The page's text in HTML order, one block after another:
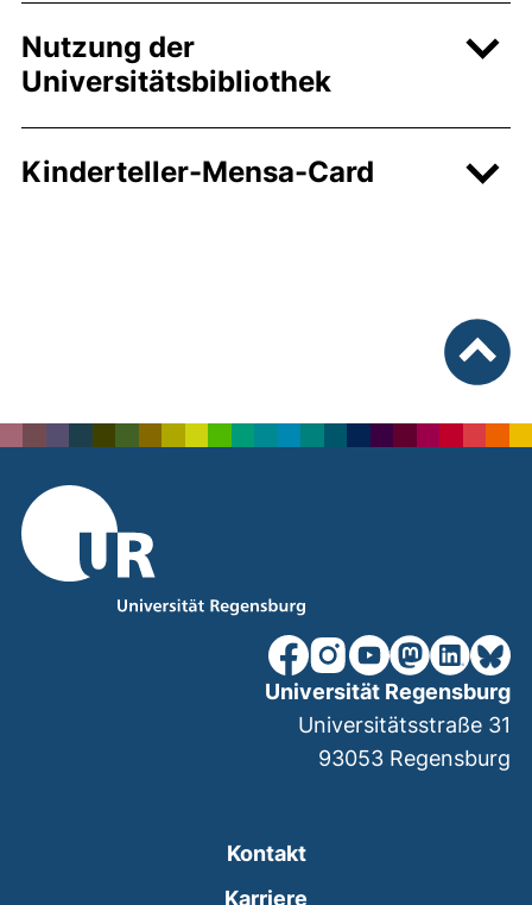
Nutzung der
Universitätsbibliothek
Kinderteller-Mensa-Card
unsere Facebook-Seite
unsere Instagram-
unsere YouTube-
unsereunsere
Kontakt
Karriere
Universität Regensburg
Universitätsstraße 31
93053 Regensburg